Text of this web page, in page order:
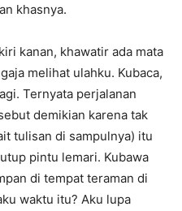
khasnya.
kanan, khawatir ada mata
melihat ulahku. Kubaca,
Ternyata perjalanan
demikian karena tak
tulisan di sampulnya) itu
pintu lemari. Kubawa
di tempat teraman di
waktu itu? Aku lupa